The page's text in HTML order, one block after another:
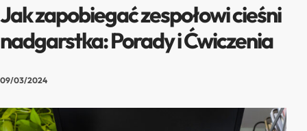
Jak zapobiegać zespołowi cieśni
nadgarstka: Porady i Ćwiczenia
09/03/2024